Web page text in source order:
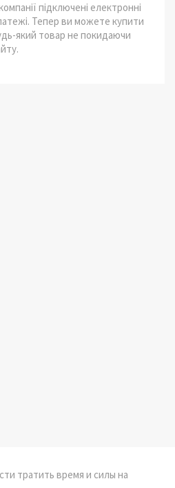
підключені електронні
Тепер ви можете купити
який товар не покидаючи
тратить время и силы на